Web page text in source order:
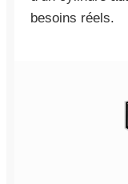
besoins réels.